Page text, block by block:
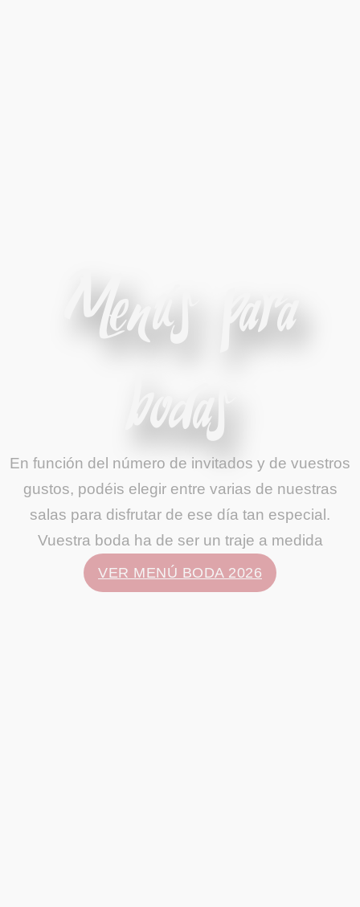
Menús para
bodas
En función del número de invitados y de vuestros
gustos, podéis elegir entre varias de nuestras
salas para disfrutar de ese día tan especial.
Vuestra boda ha de ser un traje a medida
VER MENÚ BODA 2026